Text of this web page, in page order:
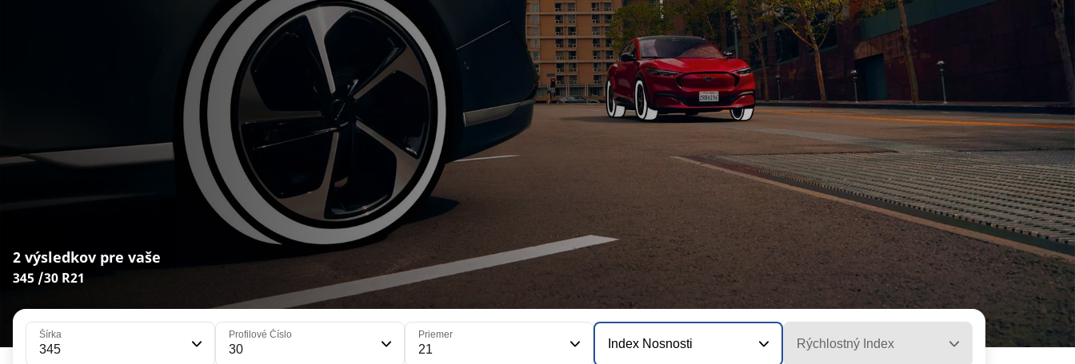
2 výsledkov pre vaše
345 /30 R21
Šírka
345
Profilové Číslo
30
Priemer
21 Index Nosnosti Rýchlostný Index